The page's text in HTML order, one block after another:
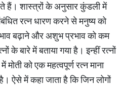
हैं। शास्त्रों के अनुसार कुंडली में
रत्न धारण करने से मनुष्य को
बढ़ाने और अशुभ प्रभाव को कम
के बारे में बताया गया है। इन्हीं रत्नों
को एक महत्वपूर्ण रत्न माना
ऐसे में कहा जाता है कि जिन लोगों